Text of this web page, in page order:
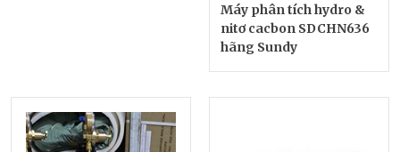
Máy phân tích hydro &
nitơ cacbon SDCHN636
hãng Sundy